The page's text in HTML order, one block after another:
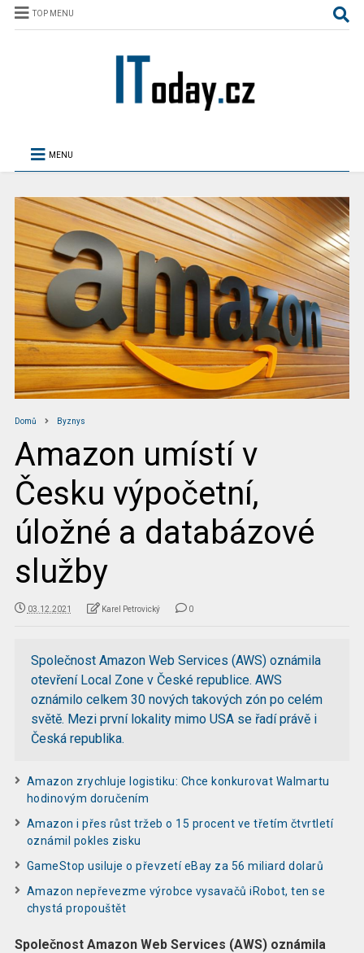
TOP MENU
MENU
Domů Byznys
Amazon umístí v
Česku výpočetní,
úložné a databázové
služby
03.12.2021 Karel Petrovický 0
Společnost Amazon Web Services (AWS) oznámila
otevření Local Zone v České republice. AWS
oznámilo celkem 30 nových takových zón po celém
světě. Mezi první lokality mimo USA se řadí právě i
Česká republika.
Amazon zrychluje logistiku: Chce konkurovat Walmartu
hodinovým doručením
Amazon i přes růst tržeb o 15 procent ve třetím čtvrtletí
oznámil pokles zisku
GameStop usiluje o převzetí eBay za 56 miliard dolarů
Amazon nepřevezme výrobce vysavačů iRobot, ten se
chystá propouštět
Společnost Amazon Web Services (AWS) oznámila